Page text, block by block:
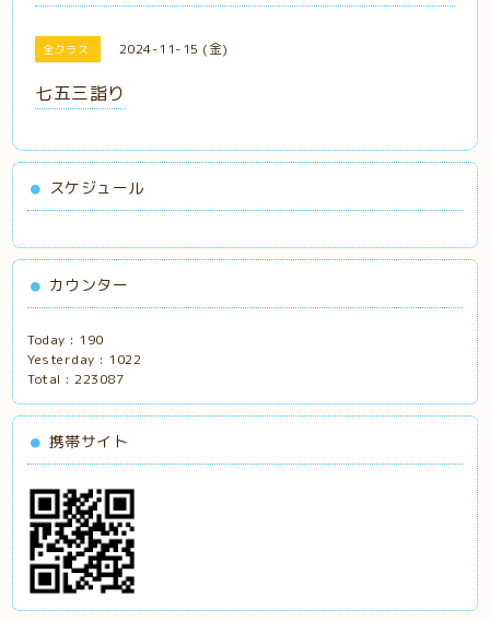
全クラス 2024-11-15 (金)
七五三詣り
スケジュール
カウンター
Today : 190
Yesterday : 1022
Total :223087
携帯サイト